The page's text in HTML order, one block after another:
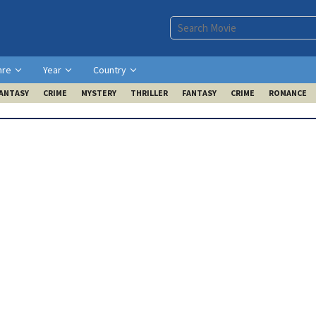
Year Country
CRIME MYSTERY THRILLER FANTASY CRIME ROMANCE